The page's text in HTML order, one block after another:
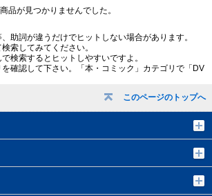
このページのトップへ
品が見つかりませんでした。
助詞が違うだけでヒットしない場合があります。
索してみてください。
検索するとヒットしやすいですよ。
を確認して下さい。「本・コミック」カテゴリで「DV